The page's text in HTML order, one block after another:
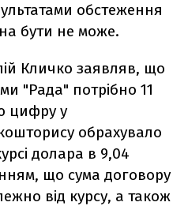
обстеження
бути не може.
Кличко заявляв, що
"Рада" потрібно 11
цифру у
обрахувало
долара в 9,04
що сума договору
від курсу, а також